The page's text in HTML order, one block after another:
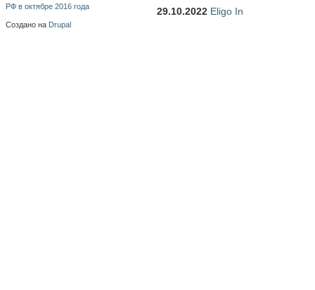
29.10.2022 Eligo In
РФ в октябре 2016 года
Создано на Drupal